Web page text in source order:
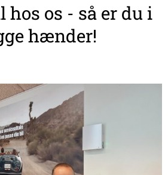
hos os - så er du i
hænder!